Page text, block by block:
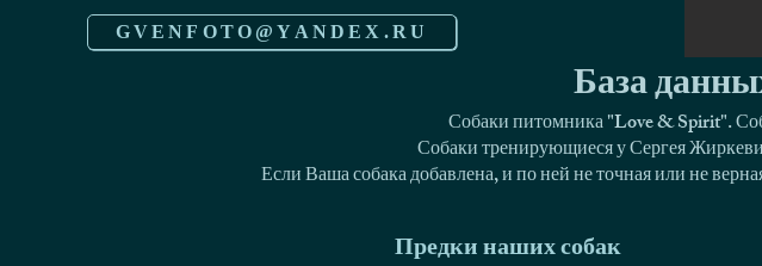
GVENFOTO@YANDEX.RU
База
Собаки питомника "Love & Spirit".
Собаки тренирующиеся у Сергея
Если Ваша собака добавлена, и по ней не точная или не
Предки наших собак